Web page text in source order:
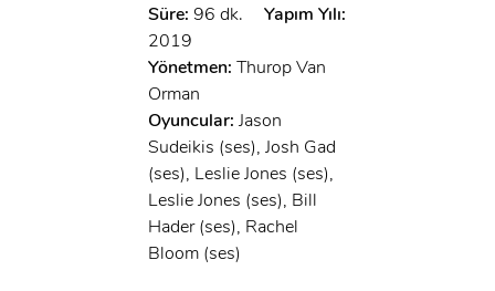
Süre: 96 dk.
Yapım Yılı:
2019
Yönetmen: Thurop Van
Orman
Oyuncular: Jason
Sudeikis (ses), Josh Gad
(ses), Leslie Jones (ses),
Leslie Jones (ses), Bill
Hader (ses), Rachel
Bloom (ses)